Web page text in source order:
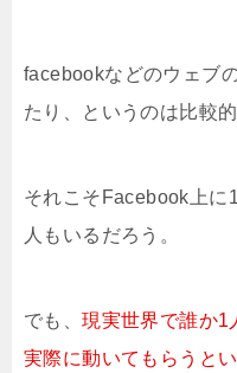
facebookなどのウェブ
たり、というのは比較的
それこそFacebook上に
人もいるだろう。
でも、現実世界で誰か1
実際に動いてもらうと